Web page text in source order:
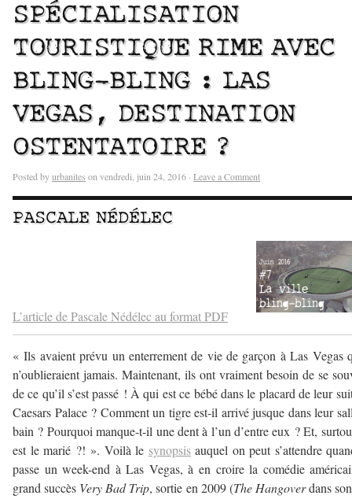
SPÉCIALISATION
TOURISTIQUE RIME AVEC
BLING-BLING : LAS
VEGAS, DESTINATION
OSTENTATOIRE ?
Posted byurbanites on vendredi, juin 24, 2016 · Leave a Comment
PASCALE NÉDÉLEC
L’article de Pascale Nédélec au format PDF
« Ils avaient prévu un enterrement de vie de garçon à Las Vegas
n’oublieraient jamais. Maintenant, ils ont vraiment besoin de se
de ce qu’il s’est passé ! À qui est ce bébé dans le placard de leur
Caesars Palace ? Comment un tigre est-il arrivé jusque dans leur
bain ? Pourquoi manque-t-il une dent à l’un d’entre eux ? Et,
est le marié ?! ». Voilà le synopsisauquel on peut s’attendre
passe un week-end à Las Vegas, à en croire la comédie
grand succès Very Bad Trip, sortie en 2009 (The Hangoverdans